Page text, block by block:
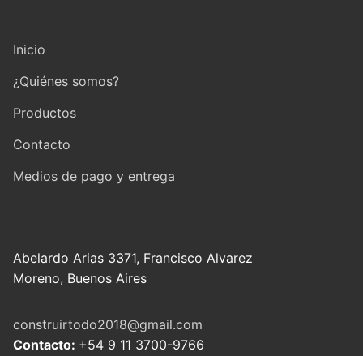
Inicio
¿Quiénes somos?
Productos
Contacto
Medios de pago y entrega
Abelardo Arias 3371, Francisco Alvarez
Moreno, Buenos Aires
construirtodo2018@gmail.com
Contacto: +54 9 11 3700-9766